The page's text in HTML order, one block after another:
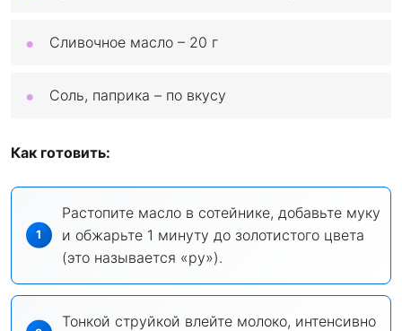
Сливочное масло – 20 г
Соль, паприка – по вкусу
Как готовить:
Растопите масло в сотейнике, добавьте муку
и обжарьте 1 минуту до золотистого цвета
(это называется «ру»).
Тонкой струйкой влейте молоко, интенсивно